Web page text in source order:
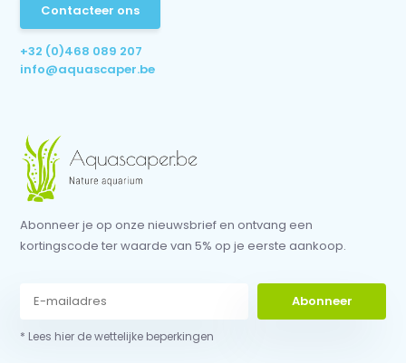
Contacteer ons
+32 (0)468 089 207
info@aquascaper.be
Abonneer je op onze nieuwsbrief en ontvang een
kortingscode ter waarde van 5% op je eerste aankoop.
Abonneer
* Lees hier de wettelijke beperkingen